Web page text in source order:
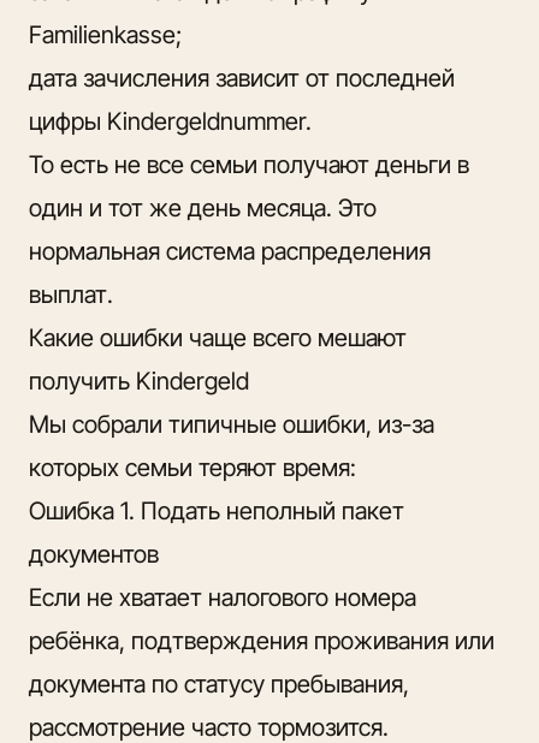
Familienkasse;
дата зачисления зависит от последней
цифры Kindergeldnummer.
То есть не все семьи получают деньги в
один и тот же день месяца. Это
нормальная система распределения
выплат.
Какие ошибки чаще всего мешают
получить Kindergeld
Мы собрали типичные ошибки, из-за
которых семьи теряют время:
Ошибка 1. Подать неполный пакет
документов
Если не хватает налогового номера
ребёнка, подтверждения проживания или
документа по статусу пребывания,
рассмотрение часто тормозится.